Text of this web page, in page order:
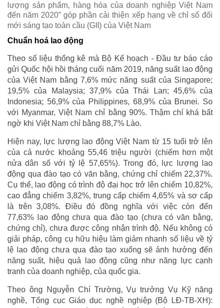
lượng sản phẩm, hàng hóa của doanh nghiệp Việt Nam
đến năm 2020” góp phần cải thiện xếp hạng về chỉ số đổi
mới sáng tạo toàn cầu (GII) của Việt Nam
Chuẩn hoá lao động
Theo số liệu thống kê mà Bộ Kế hoạch - Đầu tư báo cáo
gửi Quốc hội hồi tháng cuối năm 2019, năng suất lao động
của Việt Nam bằng 7,6% mức năng suất của Singapore;
19,5% của Malaysia; 37,9% của Thái Lan; 45,6% của
Indonesia; 56,9% của Philippines, 68,9% của Brunei. So
với Myanmar, Việt Nam chỉ bằng 90%. Thậm chí khá bất
ngờ khi Việt Nam chỉ bằng 88,7% Lào.
Hiện nay, lực lượng lao động Việt Nam từ 15 tuổi trở lên
của cả nước khoảng 55,46 triệu người (chiếm hơn một
nửa dân số với tỷ lệ 57,65%). Trong đó, lực lượng lao
động qua đào tạo có văn bằng, chứng chỉ chiếm 22,37%.
Cụ thể, lao động có trình độ đại học trở lên chiếm 10,82%,
cao đẳng chiếm 3,82%, trung cấp chiếm 4,65% và sơ cấp
là trên 3,08%. Điều đó đồng nghĩa với việc còn đến
77,63% lao động chưa qua đào tạo (chưa có văn bằng,
chứng chỉ), chưa được công nhận trình độ. Nếu không có
giải pháp, công cụ hữu hiệu làm giảm nhanh số liệu về tỷ
lệ lao động chưa qua đào tạo xuống sẽ ảnh hưởng đến
năng suất, hiệu quả lao động cũng như năng lực cạnh
tranh của doanh nghiệp, của quốc gia.
Theo ông Nguyễn Chí Trường, Vụ trưởng Vụ Kỹ năng
nghề, Tổng cục Giáo dục nghề nghiệp (Bộ LĐ-TB-XH):